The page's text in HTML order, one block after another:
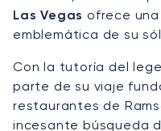
Las Vegas ofrece
emblemática de su
Con la tutoría del
parte de su viaje
restaurantes de
incesante búsqueda